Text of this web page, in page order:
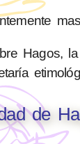
Hagos,
de